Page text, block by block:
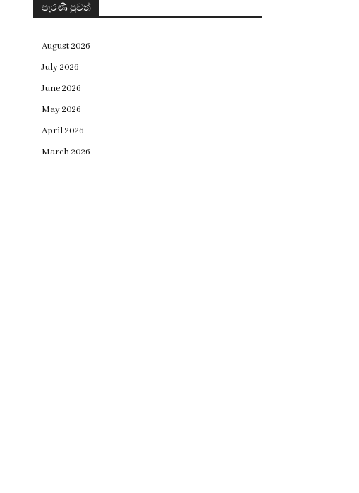
පැරණි පුවත්
August 2026
July 2026
June 2026
May 2026
April 2026
March 2026